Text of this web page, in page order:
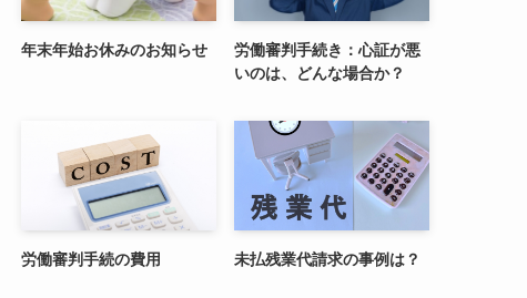
年末年始お休みのお知らせ
労働審判手続き：心証が悪
いのは、どんな場合か？
労働審判手続の費用 未払残業代請求の事例は？